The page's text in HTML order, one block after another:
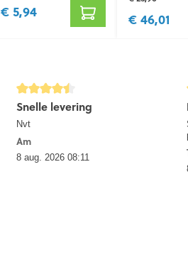
€ 5,94 € 46,01
detail.reviewRatingAltText
Snelle levering
Nvt
Am
8 aug. 2026 08:11